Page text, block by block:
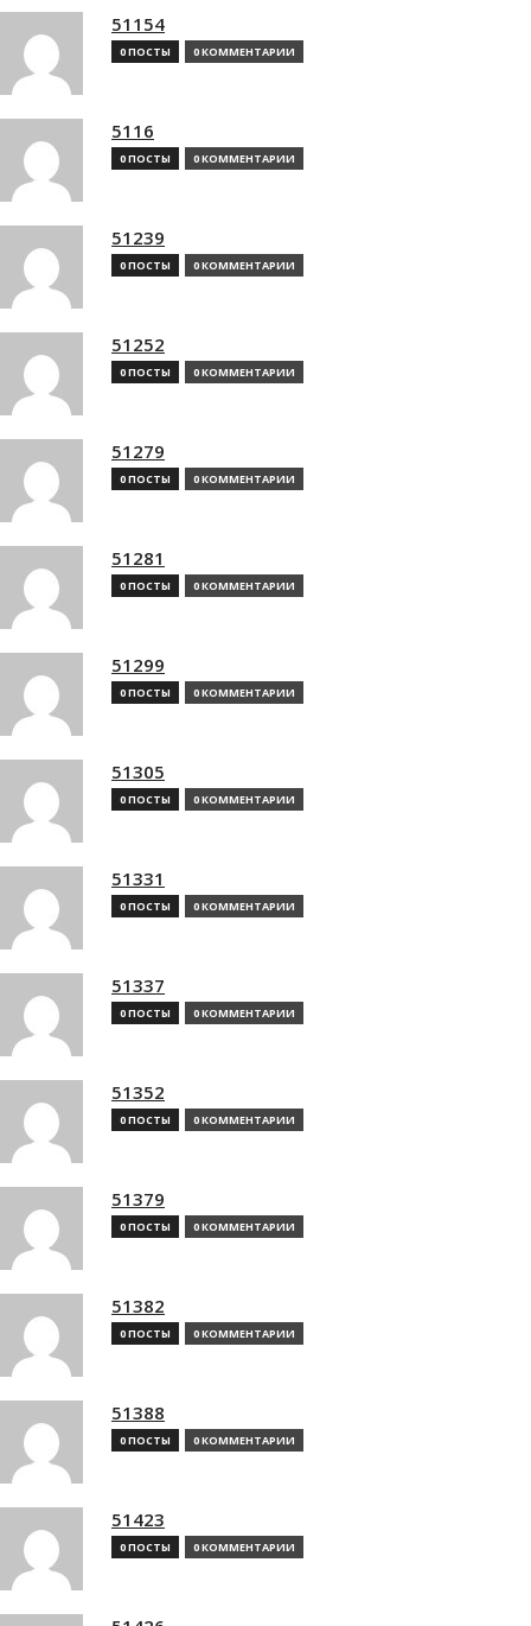
51154
0 ПОСТЫ 0 КОММЕНТАРИИ
5116
0 ПОСТЫ 0 КОММЕНТАРИИ
51239
0 ПОСТЫ 0 КОММЕНТАРИИ
51252
0 ПОСТЫ 0 КОММЕНТАРИИ
51279
0 ПОСТЫ 0 КОММЕНТАРИИ
51281
0 ПОСТЫ 0 КОММЕНТАРИИ
51299
0 ПОСТЫ 0 КОММЕНТАРИИ
51305
0 ПОСТЫ 0 КОММЕНТАРИИ
51331
0 ПОСТЫ 0 КОММЕНТАРИИ
51337
0 ПОСТЫ 0 КОММЕНТАРИИ
51352
0 ПОСТЫ 0 КОММЕНТАРИИ
51379
0 ПОСТЫ 0 КОММЕНТАРИИ
51382
0 ПОСТЫ 0 КОММЕНТАРИИ
51388
0 ПОСТЫ 0 КОММЕНТАРИИ
51423
0 ПОСТЫ 0 КОММЕНТАРИИ